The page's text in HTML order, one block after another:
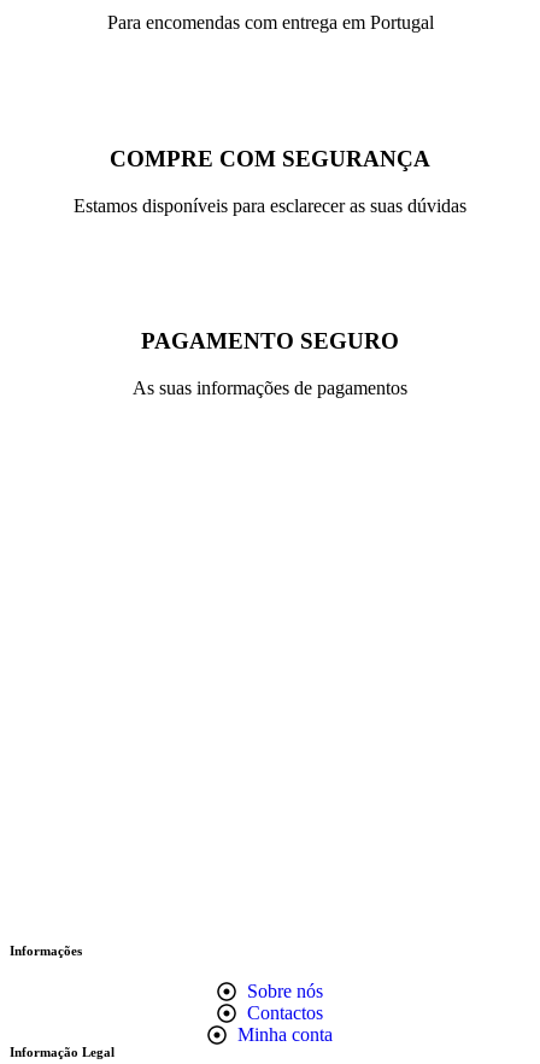
Para encomendas com entrega em Portugal
COMPRE COM SEGURANÇA
Estamos disponíveis para esclarecer as suas dúvidas
PAGAMENTO SEGURO
As suas informações de pagamentos
Informações
Sobre nós
Contactos
Minha conta
Informação Legal